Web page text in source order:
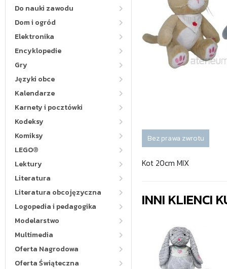
Do nauki zawodu
Dom i ogród
Elektronika
Encyklopedie
Gry
Języki obce
Kalendarze
Karnety i pocztówki
Kodeksy
Komiksy
LEGO®
Lektury
Literatura
Literatura obcojęzyczna
Logopedia i pedagogika
Modelarstwo
Multimedia
Oferta Nagrodowa
Oferta Świąteczna
Bez prawa zwrotu
Kot 20cm MIX
INNI KLIENCI